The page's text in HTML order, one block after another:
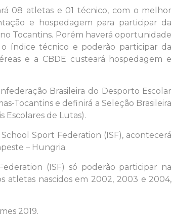
08 atletas e 01 técnico, com o melhor
e hospedagem para participar da
Tocantins. Porém haverá oportunidade
índice técnico e poderão participar da
e a CBDE custeará hospedagem e
Brasileira do Desporto Escolar
Tocantins e definirá a Seleção Brasileira
Escolares de Lutas).
Sport Federation (ISF), acontecerá
– Hungria.
(ISF) só poderão participar na
atletas nascidos em 2002, 2003 e 2004,
2019.